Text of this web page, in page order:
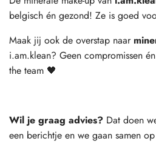
belgisch én gezond! Ze is goed
Maak jij ook de overstap naar
i.am.klean? Geen compromissen
the team 🖤
Wil je graag advies? Dat doen
een berichtje en we gaan samen